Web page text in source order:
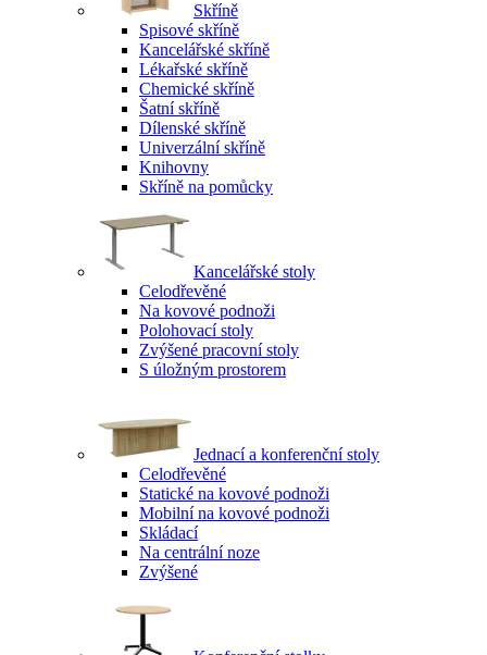
Skříně
Spisové skříně
Kancelářské skříně
Lékařské skříně
Chemické skříně
Šatní skříně
Dílenské skříně
Univerzální skříně
Knihovny
Skříně na pomůcky
Kancelářské stoly
Celodřevěné
Na kovové podnoži
Polohovací stoly
Zvýšené pracovní stoly
S úložným prostorem
Jednací a konferenční stoly
Celodřevěné
Statické na kovové podnoži
Mobilní na kovové podnoži
Skládací
Na centrální noze
Zvýšené